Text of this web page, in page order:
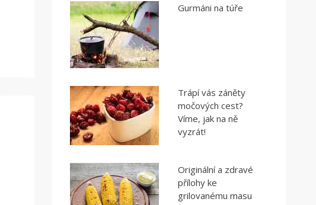
Gurmáni na túře
Trápí vás záněty
močových cest?
Víme, jak na ně
vyzrát!
Originální a zdravé
přílohy ke
grilovanému masu